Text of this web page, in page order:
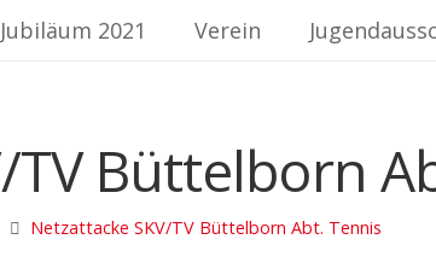
Jubiläum 2021 Verein
TV Büttelborn
Netzattacke SKV/TV Büttelborn Abt. Tennis